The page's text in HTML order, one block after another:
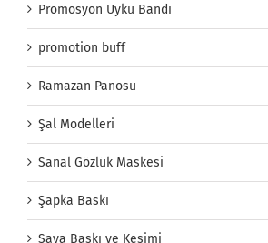
Promosyon Uyku Bandı
promotion buff
Ramazan Panosu
Şal Modelleri
Sanal Gözlük Maskesi
Şapka Baskı
Saya Baskı ve Kesimi